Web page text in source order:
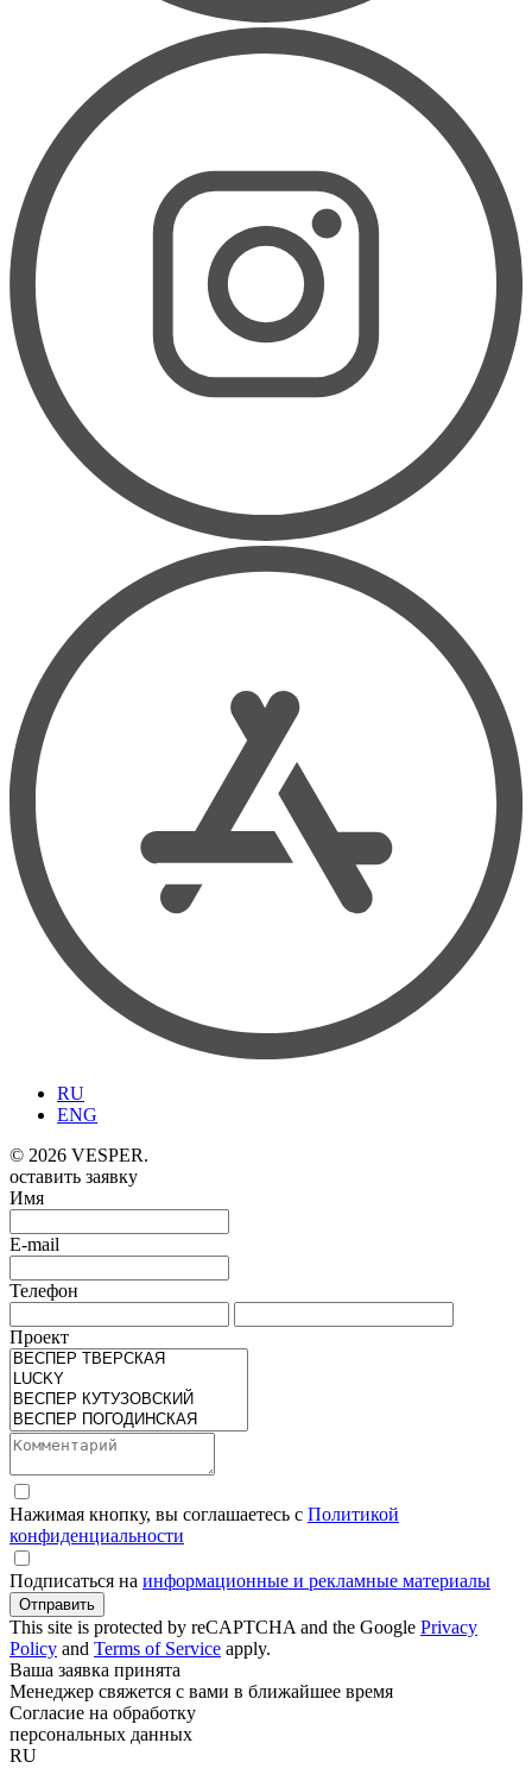
RU
ENG
© 2026 VESPER.
оставить заявку
Имя
E-mail
Телефон
Проект
Нажимая кнопку, вы соглашаетесь с Политикой
конфиденциальности
Подписаться на информационные и рекламные материалы
Отправить
This site is protected by reCAPTCHA and the Google Privacy
Policy and Terms of Service apply.
Ваша заявка принята
Менеджер свяжется с вами в ближайшее время
Согласие на обработку
персональных данных
RU